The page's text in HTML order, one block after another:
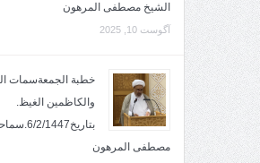
الشيخ مصطفى المرهون
آگوست 10, 2025
والكاظمين الغيظ.
بتاريخ6/2/
مصطفى المرهون